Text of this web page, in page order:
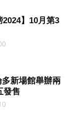
2024】10月第3
新場館舉辦兩
發售